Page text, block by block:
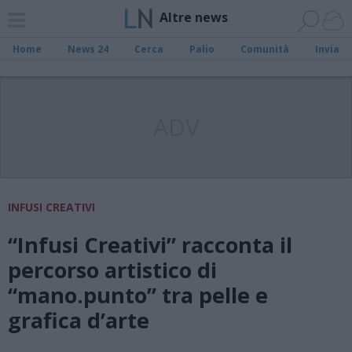
Altre news
Home News 24 Cerca Palio Comunità Invia
INFUSI CREATIVI
“Infusi Creativi” racconta il
percorso artistico di
“mano.punto” tra pelle e
grafica d’arte